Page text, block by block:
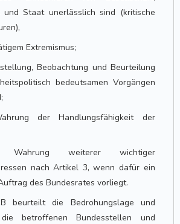
Staat unerlässlich sind (kritische
Extremismus;
Beobachtung und Beurteilung
bedeutsamen Vorgängen
der Handlungsfähigkeit der
weiterer wichtiger
nach Artikel 3, wenn dafür ein
des Bundesrates vorliegt.
beurteilt die Bedrohungslage und
betroffenen Bundesstellen und